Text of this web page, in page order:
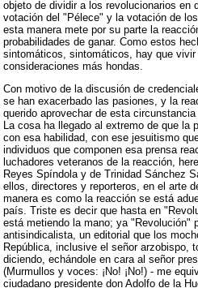
objeto de dividir a los revolucionarios en
votación del "Pélece" y la votación de
esta manera mete por su parte la
probabilidades de ganar. Como estos
sintomáticos, sintomáticos, hay que
consideraciones más hondas.
Con motivo de la discusión de
se han exacerbado las pasiones, y la
querido aprovechar de esta
La cosa ha llegado al extremo de que la
con esa habilidad, con ese jesuitismo
individuos que componen esa prensa
luchadores veteranos de la reacción,
Reyes Spíndola y de Trinidad Sánchez
ellos, directores y reporteros, en el arte
manera es como la reacción se está
país. Triste es decir que hasta en
está metiendo la mano; ya "Revolución"
antisindicalista, un editorial que los
República, inclusive el señor arzobispo,
diciendo, echándole en cara al señor
(Murmullos y voces: ¡No! ¡No!) - me
ciudadano presidente don Adolfo de la